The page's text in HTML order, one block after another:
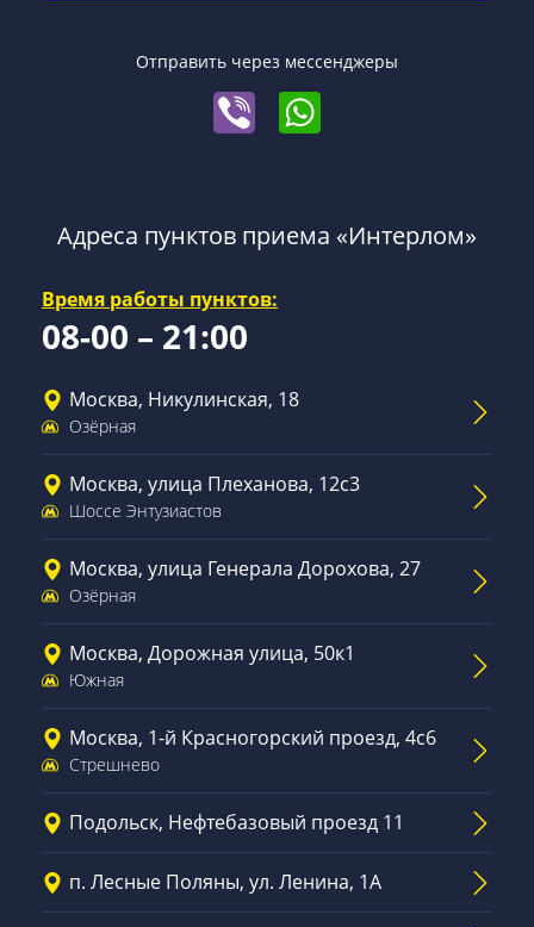
Отправить через мессенджеры
Адреса пунктов приема «Интерлом»
Время работы пунктов:
08-00 – 21:00
Москва, Никулинская, 18
Озёрная
Москва, улица Плеханова, 12с3
Шоссе Энтузиастов
Москва, улица Генерала Дорохова, 27
Озёрная
Москва, Дорожная улица, 50к1
Южная
Москва, 1-й Красногорский проезд, 4с6
Стрешнево
Подольск, Нефтебазовый проезд 11
п. Лесные Поляны, ул. Ленина, 1А